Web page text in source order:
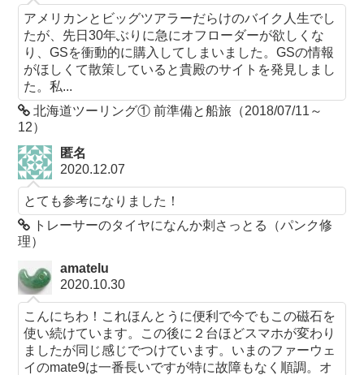
アメリカンとビッグツアラーだらけのバイク人生でし
たが、先日30年ぶりに急にオフローダーが欲しくな
り、GSを衝動的に購入してしまいました。GSの情報
がほしくて散策していると貴殿のサイトを発見しまし
た。私...
北海道ツーリング① 前準備と船旅（2018/07/11～
12）
匿名
2020.12.07
とても参考になりました！
トレーサーのタイヤになんか刺さっとる（パンク修
理）
amatelu
2020.10.30
こんにちわ！これほんとうに便利で今でもこの磁石を
使い続けています。この後に２台ほどスマホが変わり
ましたが同じ感じでつけています。いまのファーウェ
イのmate9は一番長いですが特に故障もなく順調。オ